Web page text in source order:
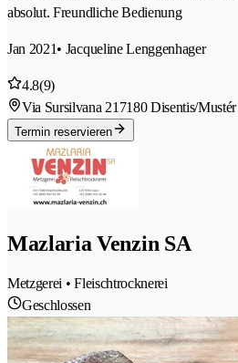
absolut. Freundliche Bedienung
Jan 2021• Jacqueline Lenggenhager
4.8(9)
Via Sursilvana 21 7180 Disentis/Mustér
Termin reservieren
Mazlaria Venzin SA
Metzgerei • Fleischtrocknerei
Geschlossen